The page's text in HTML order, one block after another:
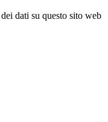
dati su questo sito web